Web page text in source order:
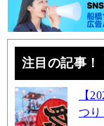
注目の記事！
【
つり